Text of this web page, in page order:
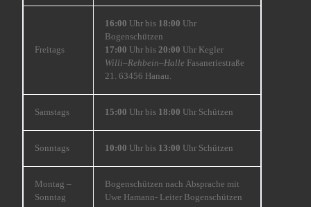
Freitags
16:00 Uhr bis 18:00 Uhr
Bogenschützen
17:00 Uhr bis 20:00 Uhr Kegler
Willi–Rehbein–Halle Fasaneriestraße
21. 63456 Hanau.
Samstags 15:00 Uhr bis 18:00 Uhr Schützen
Sonntags 10:00 Uhr bis 13:00 Uhr Schützen
Montag –
Sonntag
Bogenschützen nach Absprache mit
Uwe Hamann- Leiter Bogenschützen